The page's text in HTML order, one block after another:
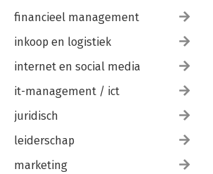
financieel management
inkoop en logistiek
internet en social media
it-management / ict
juridisch
leiderschap
marketing